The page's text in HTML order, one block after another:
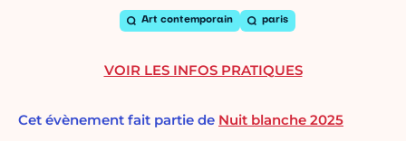
Art contemporain paris
Cet évènement fait partie de Nuit blanche 2025
VOIR LES INFOS PRATIQUES